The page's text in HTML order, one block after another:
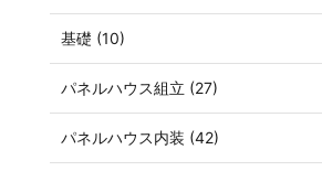
基礎 (10)
パネルハウス組立 (27)
パネルハウス内装 (42)